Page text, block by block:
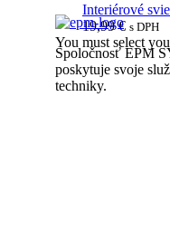
Interiérové
19,99€ s DPH
You must select
Spoločnosť EPM
poskytuje svoje
techniky.